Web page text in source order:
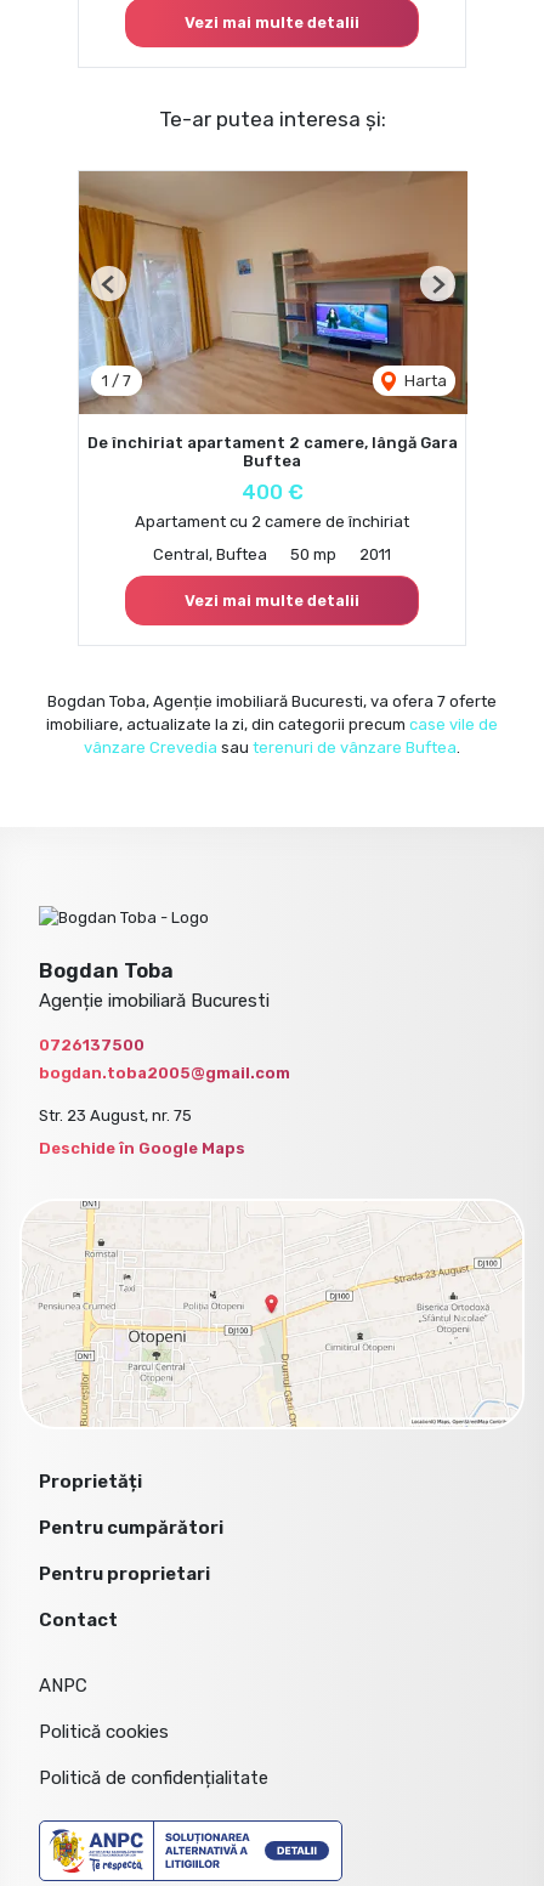
Vezi mai multe detalii
Te-ar putea interesa și:
1 / 7 Harta
Previous Next
De închiriat apartament 2 camere, lângă Gara
Buftea
400 €
Apartament cu 2 camere de închiriat
Central, Buftea
50 mp 2011
Vezi mai multe detalii
Bogdan Toba, Agenție imobiliară Bucuresti, va ofera 7 oferte
imobiliare, actualizate la zi, din categorii precum case vile de
vânzare Crevedia sau terenuri de vânzare Buftea
Bogdan Toba
Agenție imobiliară Bucuresti
0726137500
bogdan.toba2005@gmail.com
Str. 23 August, nr. 75
Deschide în Google Maps
Proprietăți
Pentru cumpărători
Pentru proprietari
Contact
ANPC
Politică cookies
Politică de confidențialitate